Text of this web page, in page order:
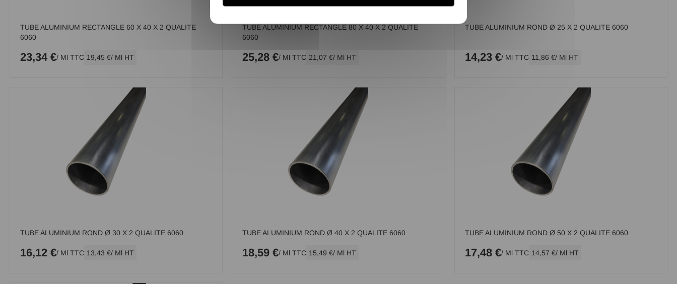
TUBE ALUMINIUM RECTANGLE 60 X 40 X 2 QUALITE
6060
23,34 €/ Ml TTC 19,45 €/ Ml HT
TUBE ALUMINIUM RECTANGLE 80 X 40 X 2 QUALITE
6060
25,28 €/ Ml TTC 21,07 €/ Ml HT
TUBE ALUMINIUM ROND Ø 25 X 2 QUALITE 6060
14,23 €/ Ml TTC 11,86 €/ Ml HT
TUBE ALUMINIUM ROND Ø 30 X 2 QUALITE 6060
16,12 €/ Ml TTC 13,43 €/ Ml HT
TUBE ALUMINIUM ROND Ø 40 X 2 QUALITE 6060
18,59 €/ Ml TTC 15,49 €/ Ml HT
TUBE ALUMINIUM ROND Ø 50 X 2 QUALITE 6060
17,48 €/ Ml TTC 14,57 €/ Ml HT